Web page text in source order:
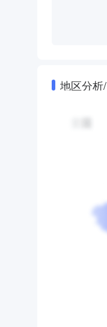
地区分析